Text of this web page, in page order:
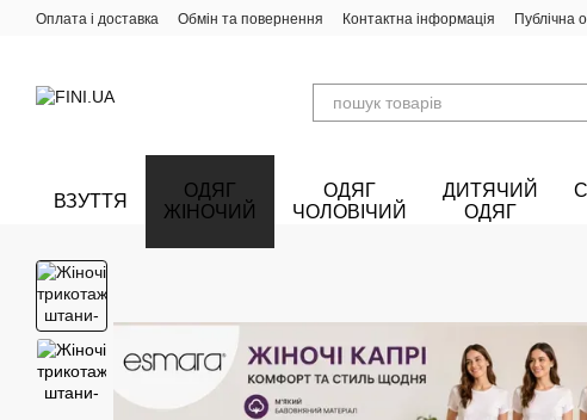
Перейти до основного контенту
Оплата і доставка Обмін та повернення Контактна інформація Публічна
ВЗУТТЯ
ОДЯГ
ЖІНОЧИЙ
ОДЯГ
ЧОЛОВІЧИЙ
ДИТЯЧИЙ
ОДЯГ